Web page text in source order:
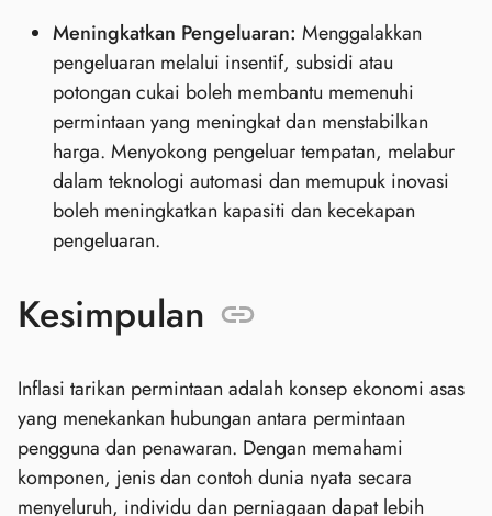
Meningkatkan Pengeluaran: Menggalakkan
pengeluaran melalui insentif, subsidi atau
potongan cukai boleh membantu memenuhi
permintaan yang meningkat dan menstabilkan
harga. Menyokong pengeluar tempatan, melabur
dalam teknologi automasi dan memupuk inovasi
boleh meningkatkan kapasiti dan kecekapan
pengeluaran.
Kesimpulan
Inflasi tarikan permintaan adalah konsep ekonomi asas
yang menekankan hubungan antara permintaan
pengguna dan penawaran. Dengan memahami
komponen, jenis dan contoh dunia nyata secara
menyeluruh, individu dan perniagaan dapat lebih